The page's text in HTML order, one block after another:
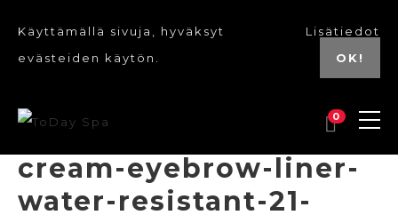
Käyttämällä sivuja, hyväksyt
evästeiden käytön.
Lisätiedot
OK!
0
cream-eyebrow-liner-
water-resistant-21-